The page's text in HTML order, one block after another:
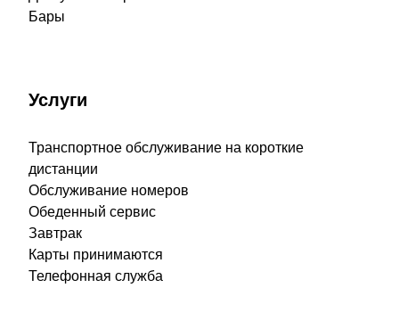
Бары
Услуги
Транспортное обслуживание на короткие
дистанции
Обслуживание номеров
Обеденный сервис
Завтрак
Карты принимаются
Телефонная служба